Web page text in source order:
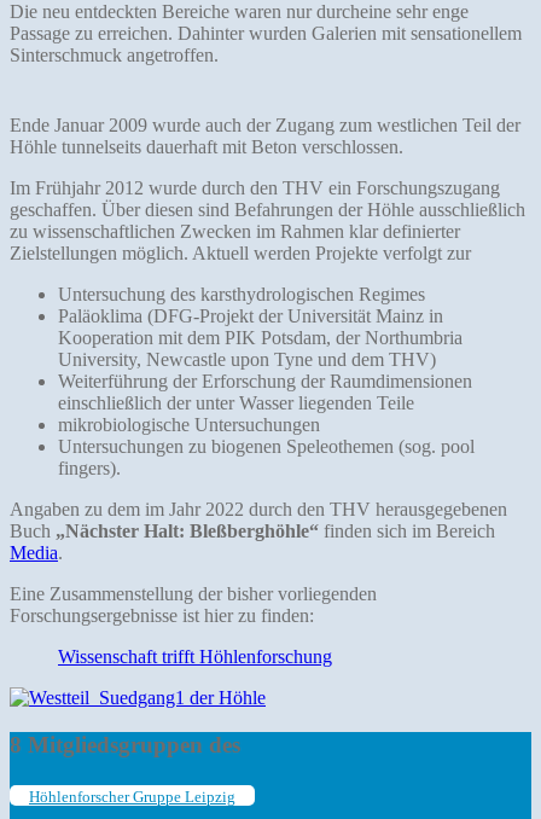
Die neu entdeckten Bereiche waren nur durcheine sehr enge
Passage zu erreichen. Dahinter wurden Galerien mit sensationellem
Sinterschmuck angetroffen.
Ende Januar 2009 wurde auch der Zugang zum westlichen Teil der
Höhle tunnelseits dauerhaft mit Beton verschlossen.
Im Frühjahr 2012 wurde durch den THV ein Forschungszugang
geschaffen. Über diesen sind Befahrungen der Höhle ausschließlich
zu wissenschaftlichen Zwecken im Rahmen klar definierter
Zielstellungen möglich. Aktuell werden Projekte verfolgt zur
Untersuchung des karsthydrologischen Regimes
Paläoklima (DFG-Projekt der Universität Mainz in
Kooperation mit dem PIK Potsdam, der Northumbria
University, Newcastle upon Tyne und dem THV)
Weiterführung der Erforschung der Raumdimensionen
einschließlich der unter Wasser liegenden Teile
mikrobiologische Untersuchungen
Untersuchungen zu biogenen Speleothemen (sog. pool
fingers).
Angaben zu dem im Jahr 2022 durch den THV herausgegebenen
Buch „Nächster Halt: Bleßberghöhle“ finden sich im Bereich
Media.
Eine Zusammenstellung der bisher vorliegenden
Forschungsergebnisse ist hier zu finden:
Wissenschaft trifft Höhlenforschung
8 Mitgliedsgruppen des
Höhlenforscher Gruppe Leipzig